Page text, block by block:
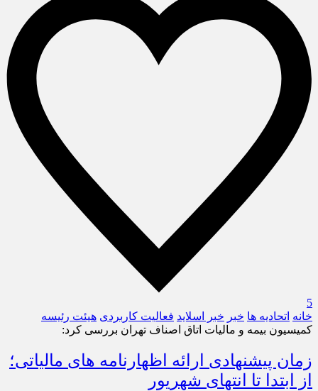
5
خانه اتحادیه ها خبر خبر اسلايد فعالیت کاربردی هیئت رئیسه
کمیسیون بیمه و مالیات اتاق اصناف تهران بررسی کرد:
زمان پیشنهادی ارائه اظهارنامه های مالیاتی؛
از ابتدا تا انتهای شهریور